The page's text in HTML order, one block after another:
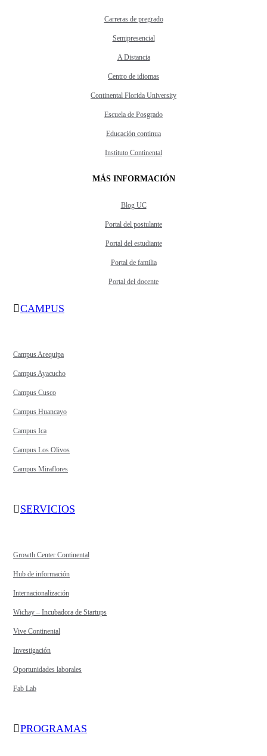
Carreras de pregrado
Semipresencial
A Distancia
Centro de idiomas
Continental Florida University
Escuela de Posgrado
Educación continua
Instituto Continental
MÁS INFORMACIÓN
Blog UC
Portal del postulante
Portal del estudiante
Portal de familia
Portal del docente
CAMPUS
Campus Arequipa
Campus Ayacucho
Campus Cusco
Campus Huancayo
Campus Ica
Campus Los Olivos
Campus Miraflores
SERVICIOS
Growth Center Continental
Hub de información
Internacionalización
Wichay – Incubadora de Startups
Vive Continental
Investigación
Oportunidades laborales
Fab Lab
PROGRAMAS